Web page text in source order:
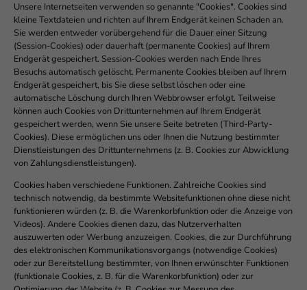
Unsere Internetseiten verwenden so genannte "Cookies". Cookies sind
kleine Textdateien und richten auf Ihrem Endgerät keinen Schaden an.
Sie werden entweder vorübergehend für die Dauer einer Sitzung
(Session-Cookies) oder dauerhaft (permanente Cookies) auf Ihrem
Endgerät gespeichert. Session-Cookies werden nach Ende Ihres
Besuchs automatisch gelöscht. Permanente Cookies bleiben auf Ihrem
Endgerät gespeichert, bis Sie diese selbst löschen oder eine
automatische Löschung durch Ihren Webbrowser erfolgt. Teilweise
können auch Cookies von Drittunternehmen auf Ihrem Endgerät
gespeichert werden, wenn Sie unsere Seite betreten (Third-Party-
Cookies). Diese ermöglichen uns oder Ihnen die Nutzung bestimmter
Dienstleistungen des Drittunternehmens (z. B. Cookies zur Abwicklung
von Zahlungsdienstleistungen).
Cookies haben verschiedene Funktionen. Zahlreiche Cookies sind
technisch notwendig, da bestimmte Websitefunktionen ohne diese nicht
funktionieren würden (z. B. die Warenkorbfunktion oder die Anzeige von
Videos). Andere Cookies dienen dazu, das Nutzerverhalten
auszuwerten oder Werbung anzuzeigen. Cookies, die zur Durchführung
des elektronischen Kommunikationsvorgangs (notwendige Cookies)
oder zur Bereitstellung bestimmter, von Ihnen erwünschter Funktionen
(funktionale Cookies, z. B. für die Warenkorbfunktion) oder zur